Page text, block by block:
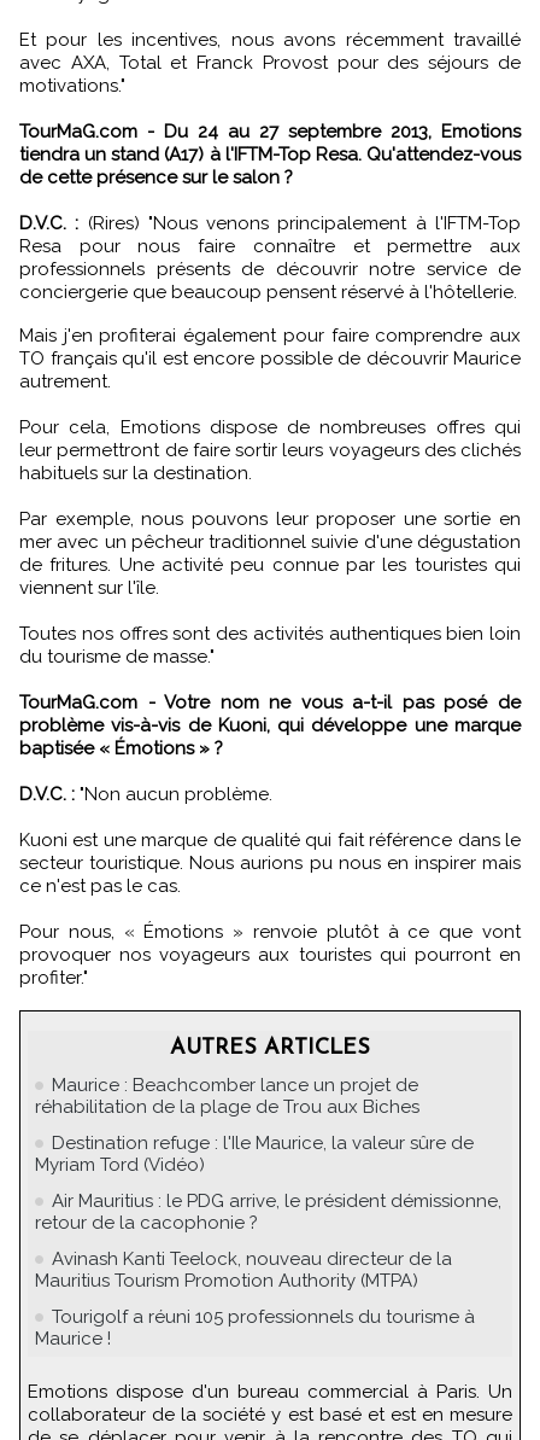
Et pour les incentives, nous avons récemment travaillé
avec AXA, Total et Franck Provost pour des séjours de
motivations."
TourMaG.com - Du 24 au 27 septembre 2013, Emotions
tiendra un stand (A17) à l'IFTM-Top Resa. Qu'attendez-vous
de cette présence sur le salon ?
D.V.C. : (Rires) "Nous venons principalement à l'IFTM-Top
Resa pour nous faire connaître et permettre aux
professionnels présents de découvrir notre service de
conciergerie que beaucoup pensent réservé à l'hôtellerie.
Mais j'en profiterai également pour faire comprendre aux
TO français qu'il est encore possible de découvrir Maurice
autrement.
Pour cela, Emotions dispose de nombreuses offres qui
leur permettront de faire sortir leurs voyageurs des clichés
habituels sur la destination.
Par exemple, nous pouvons leur proposer une sortie en
mer avec un pêcheur traditionnel suivie d'une dégustation
de fritures. Une activité peu connue par les touristes qui
viennent sur l'île.
Toutes nos offres sont des activités authentiques bien loin
du tourisme de masse."
TourMaG.com - Votre nom ne vous a-t-il pas posé de
problème vis-à-vis de Kuoni, qui développe une marque
baptisée « Émotions » ?
D.V.C. : "Non aucun problème.
Kuoni est une marque de qualité qui fait référence dans le
secteur touristique. Nous aurions pu nous en inspirer mais
ce n'est pas le cas.
Pour nous, « Émotions » renvoie plutôt à ce que vont
provoquer nos voyageurs aux touristes qui pourront en
profiter."
AUTRES ARTICLES
Maurice : Beachcomber lance un projet de
réhabilitation de la plage de Trou aux Biches
Destination refuge : l'Ile Maurice, la valeur sûre de
Myriam Tord (Vidéo)
Air Mauritius : le PDG arrive, le président démissionne,
retour de la cacophonie ?
Avinash Kanti Teelock, nouveau directeur de la
Mauritius Tourism Promotion Authority (MTPA)
Tourigolf a réuni 105 professionnels du tourisme à
Maurice !
Emotions dispose d'un bureau commercial à Paris. Un
collaborateur de la société y est basé et est en mesure